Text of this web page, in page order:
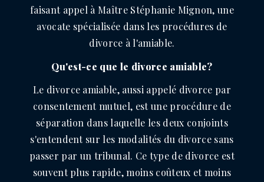
faisant appel à Maître Stéphanie Mignon, une
avocate spécialisée dans les procédures de
divorce à l'amiable.
Qu'est-ce que le divorce amiable?
Le divorce amiable, aussi appelé divorce par
consentement mutuel, est une procédure de
séparation dans laquelle les deux conjoints
s'entendent sur les modalités du divorce sans
passer par un tribunal. Ce type de divorce est
souvent plus rapide, moins coûteux et moins